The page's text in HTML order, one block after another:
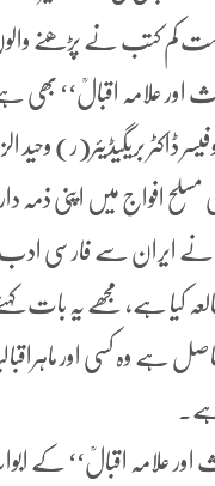
کم کتب نے پڑھنے
بریگیڈیئر(ر) وحید
افواج میں اپنی ذمہ
نے ایران سے
کیا ہے، مجھے یہ بات
ہے وہ کسی اور
علامہ اقبالؒ‘‘ کے